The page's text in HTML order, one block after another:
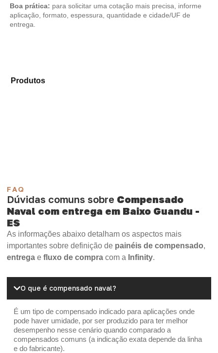
Boa prática: para solicitar uma cotação mais precisa, informe
aplicação, formato, espessura, quantidade e cidade/UF de
entrega.
Produtos
FAQ
Dúvidas comuns sobre Compensado
Naval com entrega em Baixo Guandu -
ES
As informações abaixo detalham os aspectos mais
importantes sobre definição de painéis de compensado,
entrega e fluxo de compra com a Infinity.
O que é compensado naval?
É um tipo de compensado indicado para aplicações onde
pode haver umidade, por ser produzido para ter melhor
desempenho nesse cenário quando comparado a
compensados comuns (a indicação exata depende da linha
e do fabricante).